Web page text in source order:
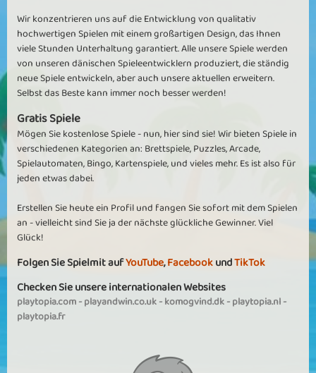
Wir konzentrieren uns auf die Entwicklung von qualitativ
hochwertigen Spielen mit einem großartigen Design, das Ihnen
viele Stunden Unterhaltung garantiert. Alle unsere Spiele werden
von unseren dänischen Spieleentwicklern produziert, die ständig
neue Spiele entwickeln, aber auch unsere aktuellen erweitern.
Selbst das Beste kann immer noch besser werden!
Gratis Spiele
Mögen Sie kostenlose Spiele - nun, hier sind sie! Wir bieten Spiele in
verschiedenen Kategorien an: Brettspiele, Puzzles, Arcade,
Spielautomaten, Bingo, Kartenspiele, und vieles mehr. Es ist also für
jeden etwas dabei.
Erstellen Sie heute ein Profil und fangen Sie sofort mit dem Spielen
an - vielleicht sind Sie ja der nächste glückliche Gewinner. Viel
Glück!
Folgen Sie Spielmit aufYouTube,FacebookundTikTok
Checken Sie unsere internationalen Websites
playtopia.com-playandwin.co.uk-komogvind.dk-playtopia.nl-
playtopia.fr